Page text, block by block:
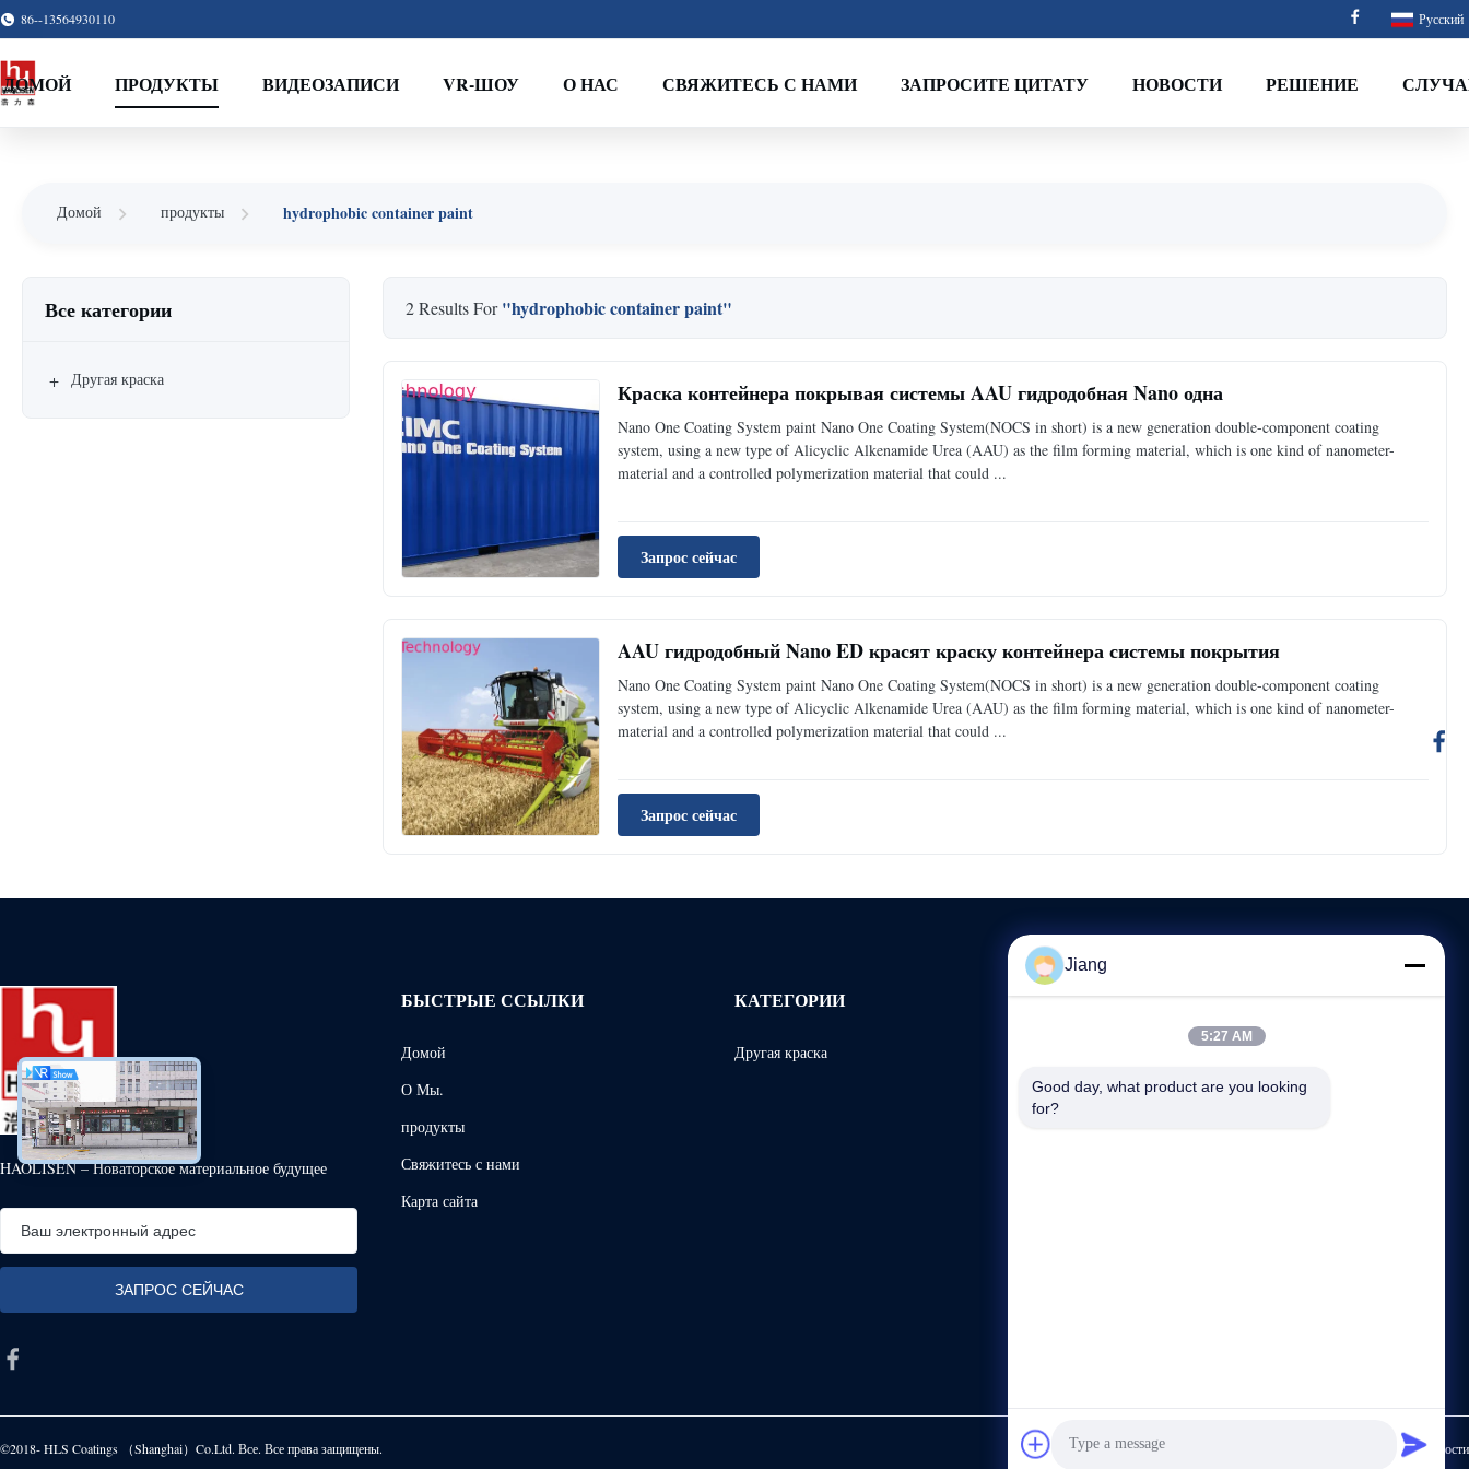
86--13564930110 Русский
ДОМОЙ ПРОДУКТЫ ВИДЕОЗАПИСИ VR-ШОУ О НАС СВЯЖИТЕСЬ С НАМИ ЗАПРОСИТЕ ЦИТАТУ НОВОСТИ РЕШЕНИЕ
Домой продукты hydrophobic container paint
Все категории
+ Другая краска
2 Results For"hydrophobic container paint"
Краска контейнера покрывая системы AAU гидродобная Nano одна
Nano One Coating System paint Nano One Coating System(NOCS in short) is a new generation double-component coating
system, using a new type of Alicyclic Alkenamide Urea (AAU) as the film forming material, which is one kind of nanometer-
material and a controlled polymerization material that could ...
Запрос сейчас
AAU гидродобный Nano ED красят краску контейнера системы покрытия
Nano One Coating System paint Nano One Coating System(NOCS in short) is a new generation double-component coating
system, using a new type of Alicyclic Alkenamide Urea (AAU) as the film forming material, which is one kind of nanometer-
material and a controlled polymerization material that could ...
Запрос сейчас
HAOLISEN – Новаторское материальное будущее
БЫСТРЫЕ ССЫЛКИ
Домой
О Мы.
продукты
Свяжитесь с нами
Карта сайта
КАТЕГОРИИ
Другая краска
СВЯЖИТЕСЬ С НАМИ
86--13564930110
8:30-17:30
©2018- HLS Coatings （Shanghai）Co.Ltd. Все. Все права защищены. Политика конфиденциальности
Jiang
5:27 AM
Good day, what product are you looking
for?